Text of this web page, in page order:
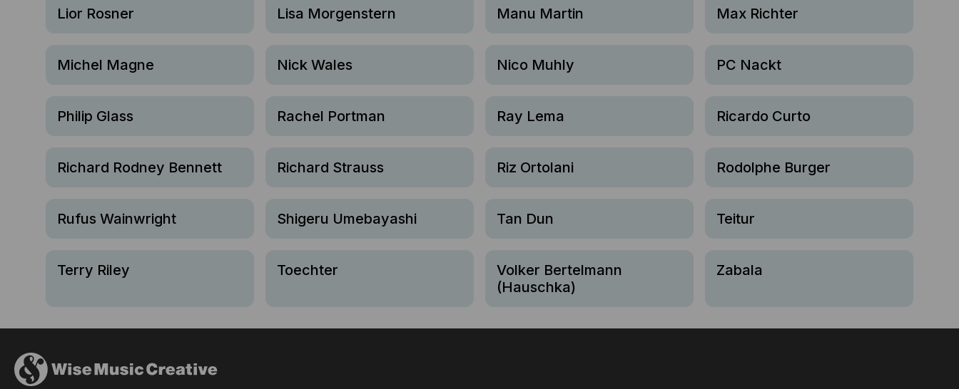
Lior Rosner Lisa Morgenstern Manu Martin Max Richter
Michel Magne Nick Wales Nico Muhly PC Nackt
Philip Glass Rachel Portman Ray Lema Ricardo Curto
Richard Rodney Bennett Richard Strauss Riz Ortolani Rodolphe Burger
Rufus Wainwright Shigeru Umebayashi Tan Dun Teitur
Terry Riley Toechter
Volker Bertelmann
(Hauschka)
Zabala